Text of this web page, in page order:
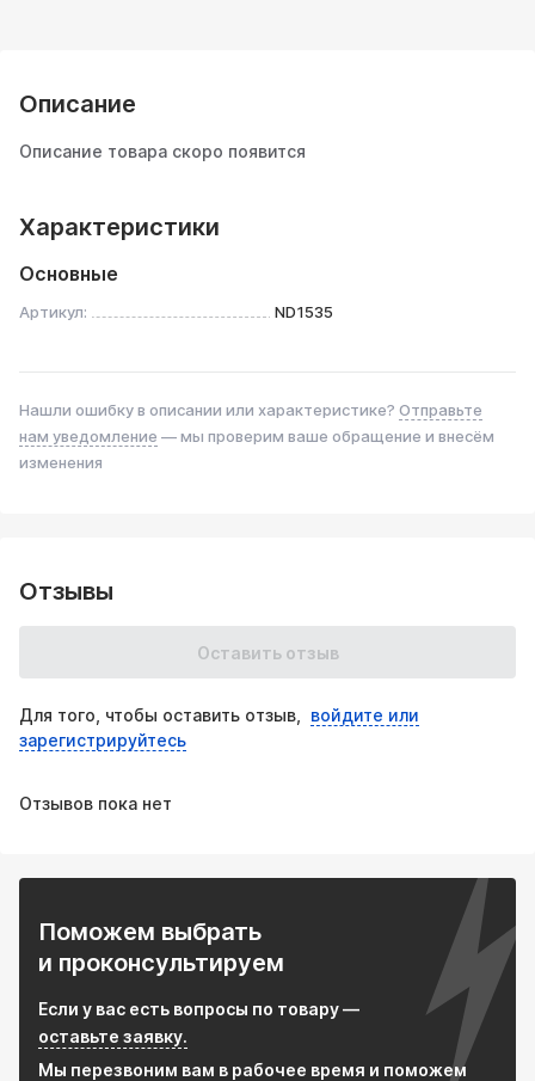
Описание
Описание товара скоро появится
Характеристики
Основные
Артикул: ND1535
Нашли ошибку в описании или характеристике? Отправьте
нам уведомление — мы проверим ваше обращение и внесём
изменения
Отзывы
Оставить отзыв
Для того, чтобы оставить отзыв, войдите или
зарегистрируйтесь
Отзывов пока нет
Поможем выбрать
и проконсультируем
Если у вас есть вопросы по товару —
оставьте заявку.
Мы перезвоним вам в рабочее время и поможем